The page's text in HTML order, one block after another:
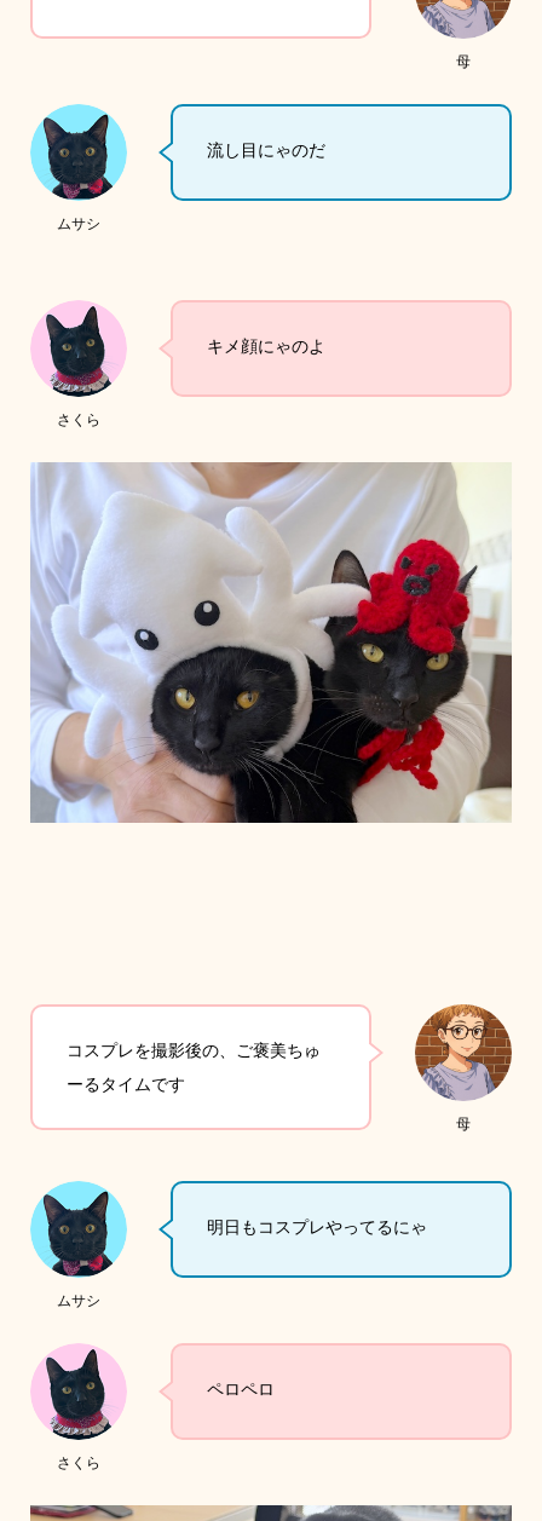
母
ムサシ
流し目にゃのだ
さくら
キメ顔にゃのよ
母
コスプレを撮影後の、ご褒美ちゅ
ーるタイムです
ムサシ
明日もコスプレやってるにゃ
さくら
ペロペロ